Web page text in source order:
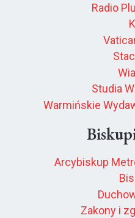
Radio
Studia
Warmińskie
Arcybiskup
Zakony i